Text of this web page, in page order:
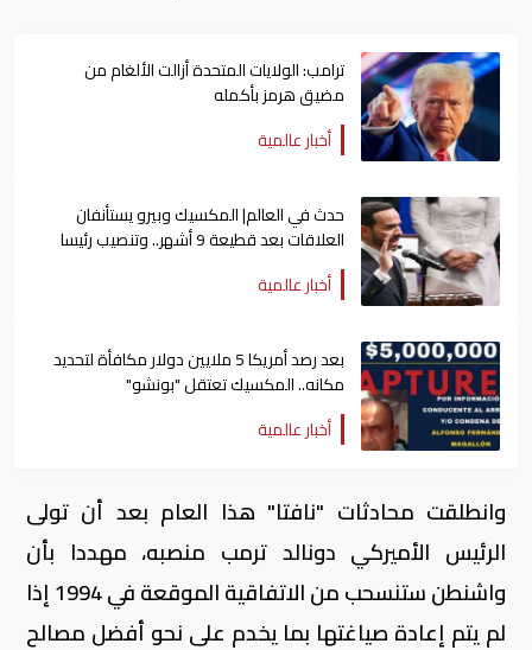
ترامب: الولايات المتحدة أزالت الألغام من
مضيق هرمز بأكمله
أخبار عالمية
حدث في العالم| المكسيك وبيرو يستأنفان
العلاقات بعد قطيعة 9 أشهر.. وتنصيب رئيسا
جديدا لكولومبيا
أخبار عالمية
بعد رصد أمريكا 5 ملايين دولار مكافأة لتحديد
مكانه.. المكسيك تعتقل "بونشو"
أخبار عالمية
وانطلقت محادثات "نافتا" هذا العام بعد أن تولى
الرئيس الأميركي دونالد ترمب منصبه، مهددا بأن
واشنطن ستنسحب من الاتفاقية الموقعة في 1994 إذا
لم يتم إعادة صياغتها بما يخدم على نحو أفضل مصالح